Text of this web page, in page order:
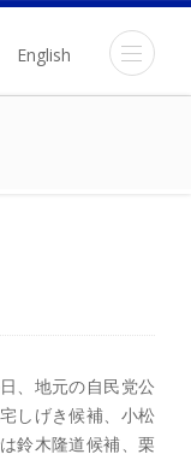
English
、地元の自民党公
しげき候補、小松
鈴木隆道候補、栗